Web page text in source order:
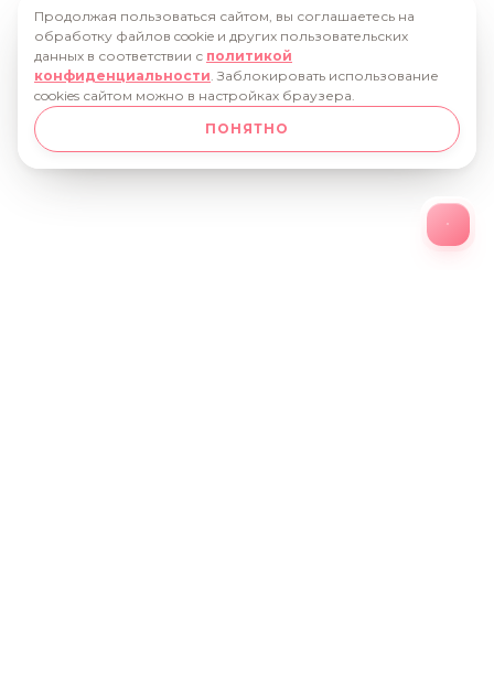
Продолжая пользоваться сайтом, вы соглашаетесь на
обработку файлов cookie и других пользовательских
данных в соответствии с политикой
конфиденциальности. Заблокировать использование
cookies сайтом можно в настройках браузера.
ПОНЯТНО